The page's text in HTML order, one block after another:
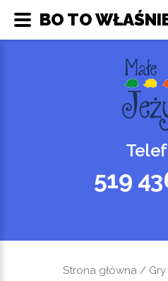
519
Strona główna /
BO TO